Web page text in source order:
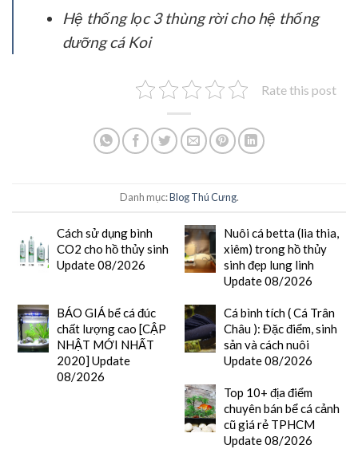
Hệ thống lọc 3 thùng rời cho hệ thống
dưỡng cá Koi
Rate this post
Danh mục:Blog Thú Cưng.
Cách sử dụng bình
CO2 cho hồ thủy sinh
Update 08/2026
Nuôi cá betta (lia thia,
xiêm) trong hồ thủy
sinh đẹp lung linh
Update 08/2026
BÁO GIÁ bể cá đúc
chất lượng cao [CẬP
NHẬT MỚI NHẤT
2020] Update
08/2026
Cá bình tích ( Cá Trân
Châu ): Đặc điểm, sinh
sản và cách nuôi
Update 08/2026
Top 10+ địa điểm
chuyên bán bể cá cảnh
cũ giá rẻ TPHCM
Update 08/2026